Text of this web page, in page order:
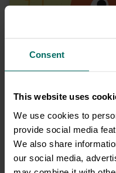
Consent
This website uses
We use cookies to
provide social media
We also share
our social media,